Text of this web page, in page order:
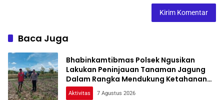
Baca Juga
Bhabinkamtibmas Polsek Ngusikan
Lakukan Peninjauan Tanaman Jagung
Dalam Rangka Mendukung Ketahanan
Pangan
Aktivitas 7 Agustus 2026